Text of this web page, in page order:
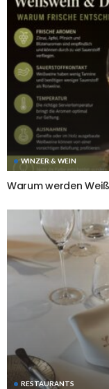
WINZER & WEIN
Warum werden
RESTAURANTS